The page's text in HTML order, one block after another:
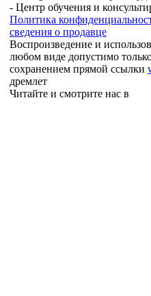
- Центр обучения и
Политика
сведения о продавце
Воспроизведение и
любом виде допустимо
сохранением прямой ссылки
дремлет
Читайте и смотрите нас в